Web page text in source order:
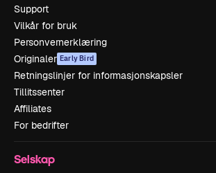
Support
Vilkår for bruk
Personvernerklæring
Originaler Early Bird
Retningslinjer for informasjonskapsler
Tillitssenter
Affiliates
For bedrifter
Selskap